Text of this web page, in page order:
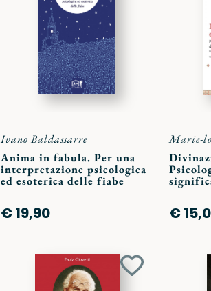
Ivano Baldassarre
Anima in fabula. Per una
interpretazione psicologica
ed esoterica delle fiabe
€ 19,90
Marie-
€
Aggiungi